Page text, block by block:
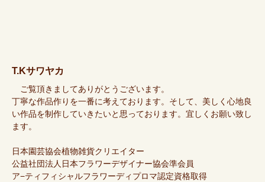
T.Kサワヤカ
ご覧頂きましてありがとうございます。
丁寧な作品作りを一番に考えております。そして、美しく心地良
い作品を制作していきたいと思っております。宜しくお願い致し
ます。
日本園芸協会植物雑貨クリエイター
公益社団法人日本フラワーデザイナー協会準会員
ア−ティフィシャルフラワーディプロマ認定資格取得